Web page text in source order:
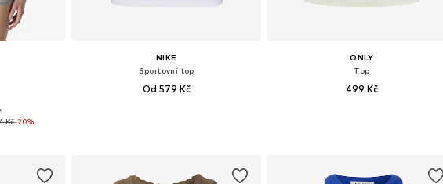
L, XL, XXL
Kč-20%
NIKE
Sportovní top
Od 579 Kč
ONLY
Top
499 Kč